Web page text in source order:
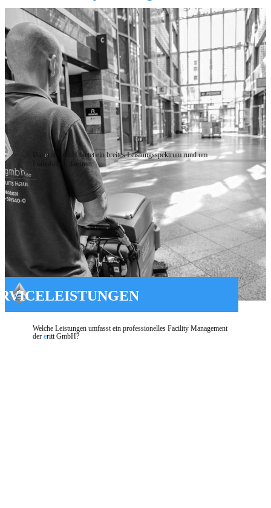
Welche Leistungen umfasst ein professionelles Facility Management
der erittGmbH?
eritt GmbH bietet ein breites Leistungsspektrum rund um
Immobilien, darunter: